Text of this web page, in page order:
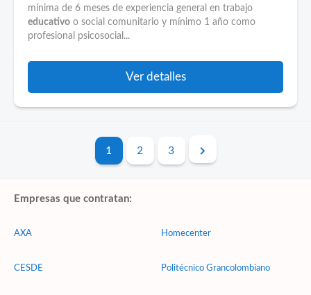
mínima de 6 meses de experiencia general en trabajo
educativo o social comunitario y mínimo 1 año como
profesional psicosocial...
Ver detalles
1 2 3
Empresas que contratan:
AXA
CESDE
Homecenter
Politécnico Grancolombiano